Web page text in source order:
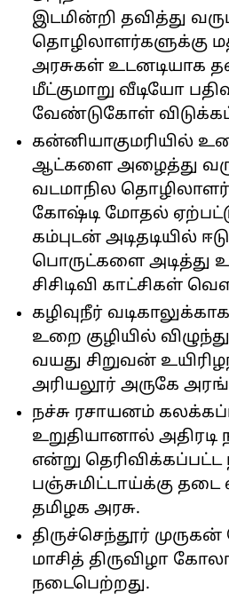
இடமின்றி தவித்து
தொழிலாளர்களுக்கு
அரசுகள் உடனடியாக
மீட்குமாறு வீடியோ
வேண்டுகோள்
கன்னியாகுமரியில்
ஆட்களை அழைத்து
வடமாநில
கோஷ்டி மோதல்
கம்புடன் அடிதடியில்
பொருட்களை அடித்து
சிசிடிவி காட்சிகள்
கழிவுநீர்
உறை குழியில்
வயது சிறுவன்
அரியலூர் அருகே
நச்சு ரசாயனம்
உறுதியானால் அதிரடி
என்று
பஞ்சுமிட்டாய்க்கு தடை
தமிழக அரசு.
திருச்செந்தூர்
மாசித் திருவிழா
நடைபெற்றது.